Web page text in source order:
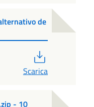
de
Scarica
- 10